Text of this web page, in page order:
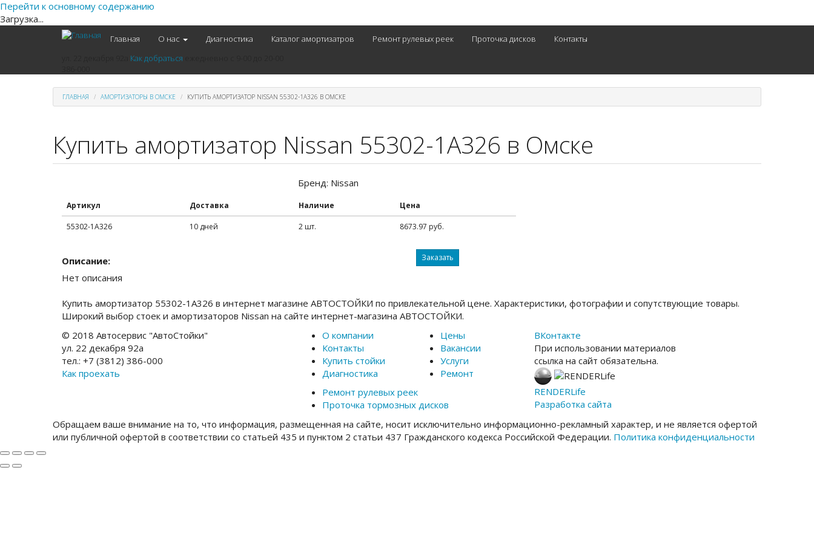
Перейти к основному содержанию
Загрузка...
Главная О нас Диагностика Каталог амортизатров Ремонт рулевых реек Проточка дисков
Контакты
Как добраться
ГЛАВНАЯ АМОРТИЗАТОРЫ В ОМСКЕ КУПИТЬ АМОРТИЗАТОР NISSAN 55302-1A326 В ОМСКЕ
Купить амортизатор Nissan 55302-1A326 в Омске
Бренд: Nissan
Артикул Доставка Наличие Цена
55302-1A326 10 дней 2 шт. 8673.97 руб.
Описание:
Нет описания
Заказать
Купить амортизатор 55302-1A326 в интернет магазине АВТОСТОЙКИ по привлекательной цене. Характеристики, фотографии и сопутствующие товары.
Широкий выбор стоек и амортизаторов Nissan на сайте интернет-магазина АВТОСТОЙКИ.
© 2018 Автосервис "АвтоСтойки"
ул. 22 декабря 92а
тел.: +7 (3812) 386-000
Как проехать
О компании
Контакты
Купить стойки
Диагностика
Цены
Вакансии
Услуги
Ремонт
Ремонт рулевых реек
Проточка тормозных дисков
ВКонтакте
При использовании материалов
ссылка на сайт обязательна.
RENDERLife
Разработка сайта
Обращаем ваше внимание на то, что информация, размещенная на сайте, носит исключительно информационно-рекламный характер, и не является офертой
или публичной офертой в соответствии со статьей 435 и пунктом 2 статьи 437 Гражданского кодекса Российской Федерации. Политика конфиденциальности